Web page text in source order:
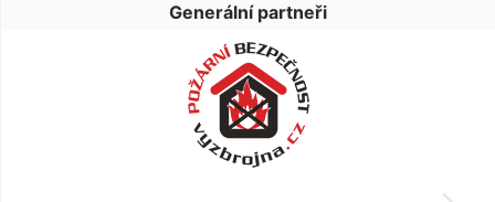
Generální partneři